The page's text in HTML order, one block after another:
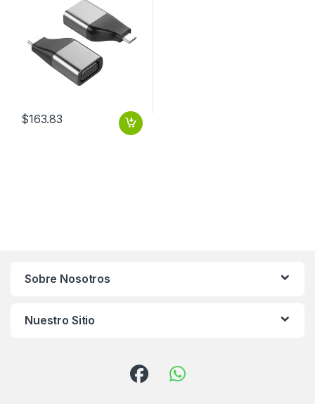
$163.83
Sobre Nosotros
Nuestro Sitio